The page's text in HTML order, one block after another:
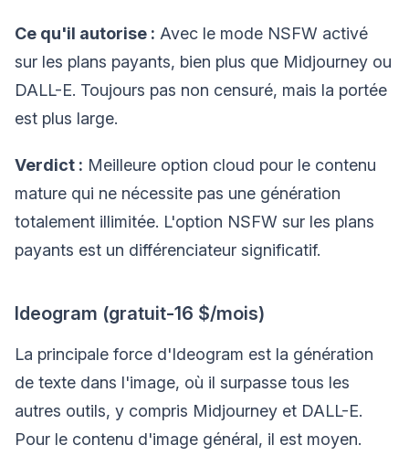
Ce qu'il autorise : Avec le mode NSFW activé
sur les plans payants, bien plus que Midjourney ou
DALL-E. Toujours pas non censuré, mais la portée
est plus large.
Verdict : Meilleure option cloud pour le contenu
mature qui ne nécessite pas une génération
totalement illimitée. L'option NSFW sur les plans
payants est un différenciateur significatif.
Ideogram (gratuit-16 $/mois)
La principale force d'Ideogram est la génération
de texte dans l'image, où il surpasse tous les
autres outils, y compris Midjourney et DALL-E.
Pour le contenu d'image général, il est moyen.